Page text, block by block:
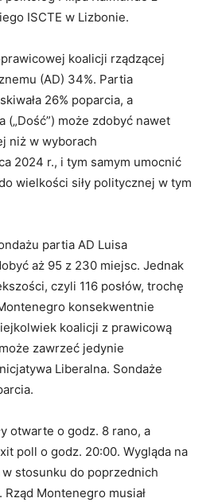
ISCTE w Lizbonie.
koalicji rządzącej
(AD) 34%. Partia
26% poparcia, a
(„Dość”) może zdobyć nawet
niż w wyborach
2024 r., i tym samym umocnić
wielkości siły politycznej w tym
partia AD Luisa
aż 95 z 230 miejsc. Jednak
czyli 116 posłów, trochę
konsekwentnie
koalicji z prawicową
zawrzeć jedynie
Liberalna. Sondaże
otwarte o godz. 8 rano, a
poll o godz. 20:00. Wygląda na
stosunku do poprzednich
Montenegro musiał